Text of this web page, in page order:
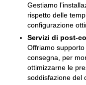
Gestiamo
rispetto delle
configurazione
Servizi di post-
Offriamo
consegna, per
ottimizzarne le
soddisfazione del